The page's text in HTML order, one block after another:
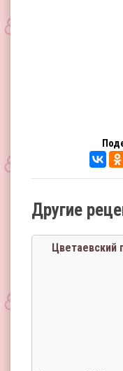
Другие
Цветаевский